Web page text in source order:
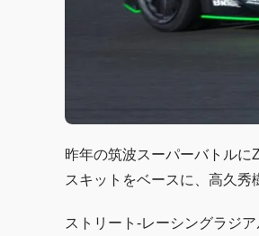
昨年の筑波スーパーバトル
スキットをベースに、高久秀
ストリート-レーシングラジ